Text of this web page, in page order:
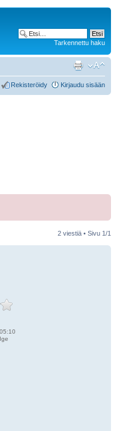
Tarkennettu haku
Rekisteröidy Kirjaudu sisään
2 viestiä • Sivu 1/1